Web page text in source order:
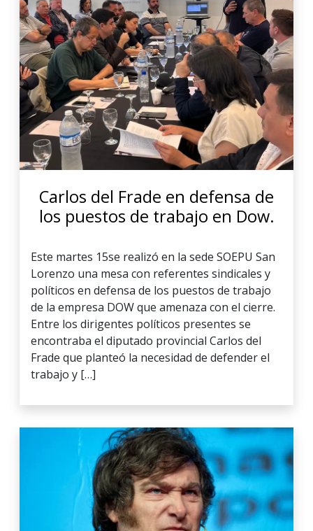
Carlos del Frade en defensa de
los puestos de trabajo en Dow.
Este martes 15se realizó en la sede SOEPU San
Lorenzo una mesa con referentes sindicales y
políticos en defensa de los puestos de trabajo
de la empresa DOW que amenaza con el cierre.
Entre los dirigentes políticos presentes se
encontraba el diputado provincial Carlos del
Frade que planteó la necesidad de defender el
trabajo y […]